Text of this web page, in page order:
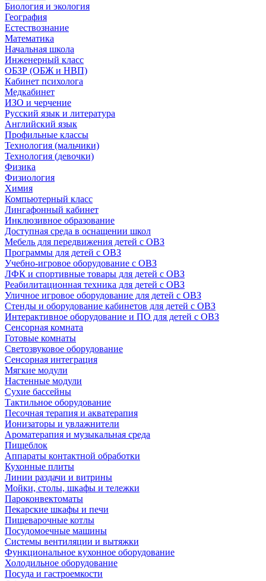
Биология и экология
География
Естествознание
Математика
Начальная школа
Инженерный класс
ОБЗР (ОБЖ и НВП)
Кабинет психолога
Медкабинет
ИЗО и черчение
Русский язык и литература
Английский язык
Профильные классы
Технология (мальчики)
Технология (девочки)
Физика
Физиология
Химия
Компьютерный класс
Лингафонный кабинет
Инклюзивное образование
Доступная среда в оснащении школ
Мебель для передвижения детей с ОВЗ
Программы для детей с ОВЗ
Учебно-игровое оборудование с ОВЗ
ЛФК и спортивные товары для детей с ОВЗ
Реабилитационная техника для детей с ОВЗ
Уличное игровое оборудование для детей с ОВЗ
Стенды и оборудование кабинетов для детей с ОВЗ
Интерактивное оборудование и ПО для детей с ОВЗ
Сенсорная комната
Готовые комнаты
Светозвуковое оборудование
Сенсорная интеграция
Мягкие модули
Настенные модули
Сухие бассейны
Тактильное оборудование
Песочная терапия и акватерапия
Ионизаторы и увлажнители
Ароматерапия и музыкальная среда
Пищеблок
Аппараты контактной обработки
Кухонные плиты
Линии раздачи и витрины
Мойки, столы, шкафы и тележки
Пароконвектоматы
Пекарские шкафы и печи
Пищеварочные котлы
Посудомоечные машины
Системы вентиляции и вытяжки
Функциональное кухонное оборудование
Холодильное оборудование
Посуда и гастроемкости